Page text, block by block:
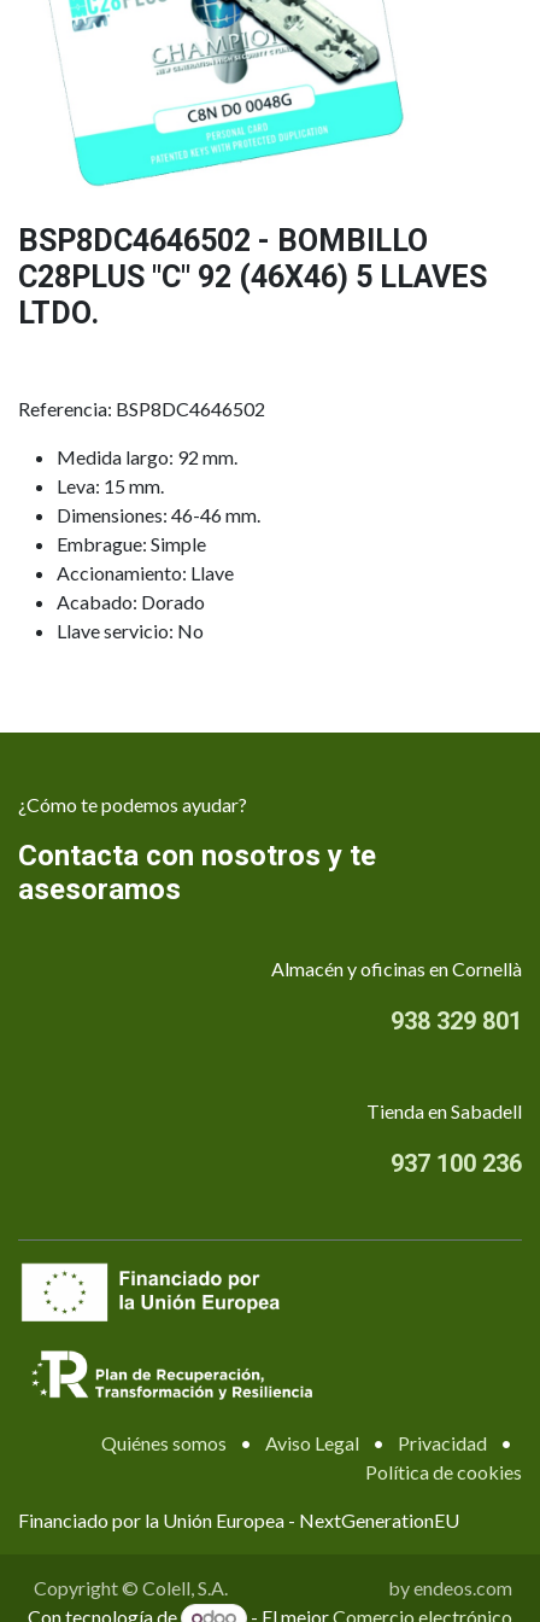
BSP8DC4646502 - BOMBILLO
C28PLUS "C" 92 (46X46) 5 LLAVES
LTDO.
Referencia: BSP8DC4646502
Medida largo: 92 mm.
Leva: 15 mm.
Dimensiones: 46-46 mm.
Embrague: Simple
Accionamiento: Llave
Acabado: Dorado
Llave servicio: No
¿Cómo te podemos ayudar?
Contacta con nosotros y te
asesoramos
Almacén y oficinas en Cornellà
938 329 801
Tienda en Sabadell
937 100 236
Quiénes somos • Aviso Legal • Privacidad
•
Política de cookies
Financiado por la Unión Europea - NextGenerationEU
Copyright © Colell, S.A.
by endeos.com
Con tecnología de
- El mejorComercio electrónico